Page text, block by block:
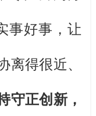
事好事，让
离得很近、
守正创新，